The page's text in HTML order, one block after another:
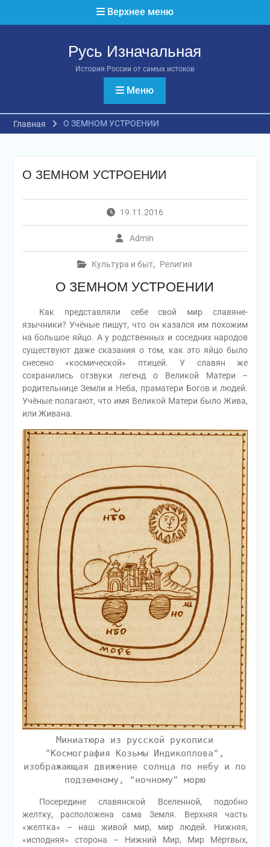
Верхнее меню
Русь Изначальная
История России от самых истоков
Меню
Главная О ЗЕМНОМ УСТРОЕНИИ
О ЗЕМНОМ УСТРОЕНИИ
19.11.2016
Admin
Культура и быт, Религия
О ЗЕМНОМ УСТРОЕНИИ
Как представляли себе свой мир славяне-
язычники? Учёные пишут, что он казался им похожим
на большое яйцо. А у родственных и соседних народов
существуют даже сказания о том, как это яйцо было
снесено «космической» птицей. У славян же
сохранились отзвуки легенд о Великой Матери –
родительнице Земли и Неба, праматери Богов и людей.
Учёные полагают, что имя Великой Матери было Жива,
или Живана.
Миниатюра из русской рукописи
"Космография Козьмы Индикоплова",
изображающая движение солнца по небу и по
подземному, "ночному" морю
Посередине славянской Вселенной, подобно
желтку, расположена сама Земля. Верхняя часть
«желтка» – наш живой мир, мир людей. Нижняя,
«исподняя» сторона – Нижний Мир, Мир Мёртвых,